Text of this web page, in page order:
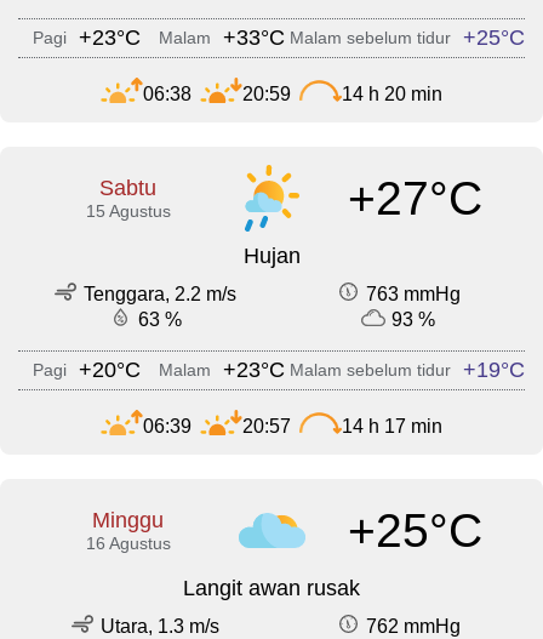
Pagi +23°C Malam +33°C Malam sebelum tidur +25°C
06:38 20:59 14 h 20 min
Sabtu
15 Agustus +27°C
Hujan
Tenggara, 2.2 m/s
763 mmHg
63 %
93 %
Pagi +20°C Malam +23°C Malam sebelum tidur +19°C
06:39 20:57 14 h 17 min
Minggu
16 Agustus +25°C
Langit awan rusak
Utara, 1.3 m/s
762 mmHg